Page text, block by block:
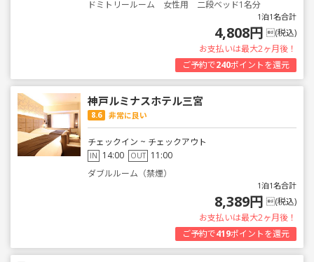
ドミトリールーム 女性用 二段ベッド1名分
1泊1名合計
4,808円 (税込)
お支払いは最大2ヶ月後！
ご予約で240ポイントを還元
神戸ルミナスホテル三宮
8.6 非常に良い
チェックイン ~ チェックアウト
IN 14:00 OUT 11:00
ダブルルーム（禁煙）
1泊1名合計
8,389円 (税込)
お支払いは最大2ヶ月後！
ご予約で419ポイントを還元